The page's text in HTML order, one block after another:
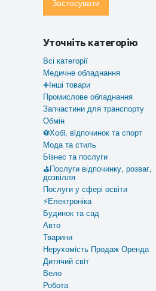
Застосувати
Уточніть категорію
Всі категорії
Медичне обладнання
➕Інші товари
Промислове обладнання
Запчастини для транспорту
Обмін
⚽Хобi, вiдпочинок та спорт
Мода та стиль
Бiзнес та послуги
⛳Послуги відпочинку, розваг,
дозвілля
Послуги у сфері освіти
⚡Електроніка
Будинок та сад
Авто
Тварини
Нерухомiсть Продаж Оренда
Дитячий свiт
Вело
Робота